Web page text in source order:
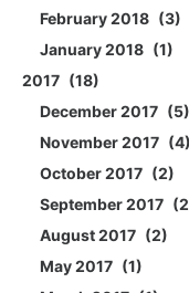
February 2018
3
January 2018
1
2017
18
December 2017
5
November 2017
4
October 2017
2
September 2017
2
August 2017
2
May 2017
1